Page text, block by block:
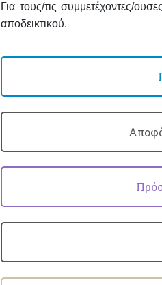
Για τους/τις συμμετέχοντες/
αποδεικτικού.